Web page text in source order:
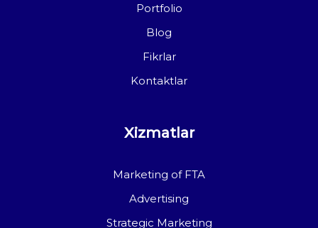
Portfolio
Blog
Fikrlar
Kontaktlar
Xizmatlar
Marketing of FTA
Advertising
Strategic Marketing